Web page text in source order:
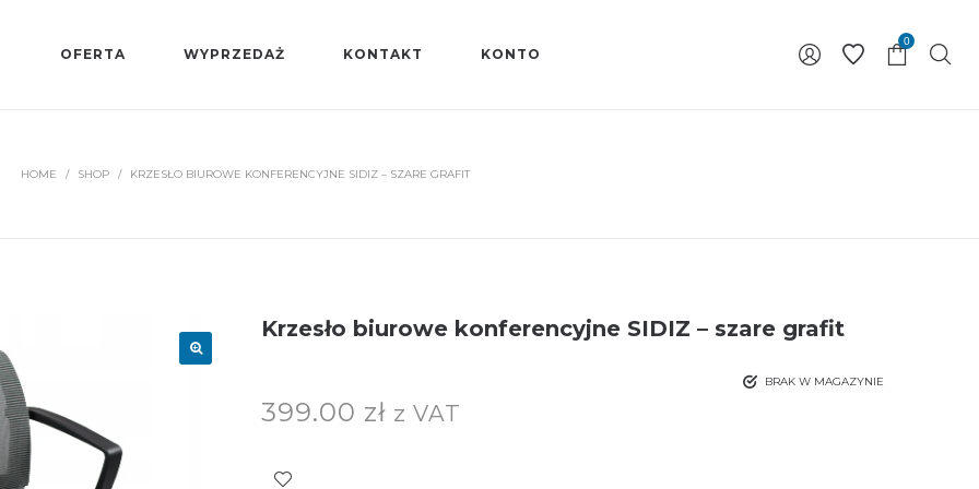
OFERTA WYPRZEDAŻ KONTAKT KONTO
0
HOME / SHOP / KRZESŁO BIUROWE KONFERENCYJNE SIDIZ – SZARE GRAFIT
Krzesło biurowe konferencyjne SIDIZ – szare grafit
BRAK W MAGAZYNIE
399.00 zł z VAT